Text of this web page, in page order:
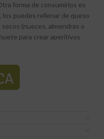
forma de consumirlos es
puedes rellenar de queso
(nueces, almendras o
para crear aperitivos